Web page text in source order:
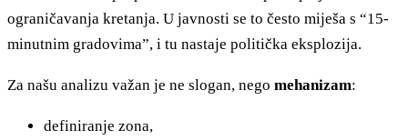
ograničavanja kretanja. U javnosti se to često miješa s “15-
minutnim gradovima”, i tu nastaje politička eksplozija.
Za našu analizu važan je ne slogan, nego mehanizam:
definiranje zona,